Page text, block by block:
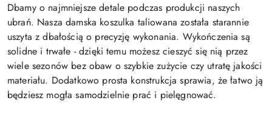
Dbamy o najmniejsze detale podczas produkcji naszych
ubrań. Nasza damska koszulka taliowana została starannie
uszyta z dbałością o precyzję wykonania. Wykończenia są
solidne i trwałe - dzięki temu możesz cieszyć się nią przez
wiele sezonów bez obaw o szybkie zużycie czy utratę jakości
materiału. Dodatkowo prosta konstrukcja sprawia, że łatwo ją
będziesz mogła samodzielnie prać i pielęgnować.